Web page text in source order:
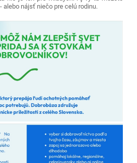
nájsť niečo pre celú rodinu.